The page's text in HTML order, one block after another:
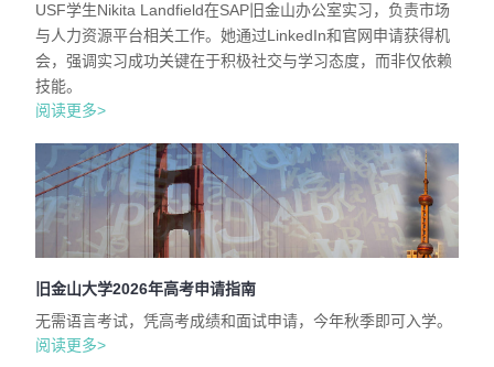
USF学生Nikita Landfield在SAP旧金山办公室实习，负责市场
与人力资源平台相关工作。她通过LinkedIn和官网申请获得机
会，强调实习成功关键在于积极社交与学习态度，而非仅依赖
技能。
阅读更多>
旧金山大学2026年高考申请指南
无需语言考试，凭高考成绩和面试申请，今年秋季即可入学。
阅读更多>